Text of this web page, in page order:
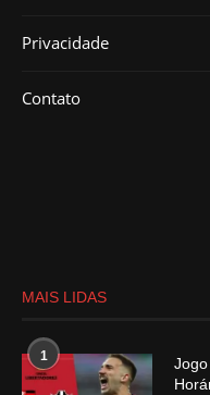
Privacidade
Contato
MAIS LIDAS
1